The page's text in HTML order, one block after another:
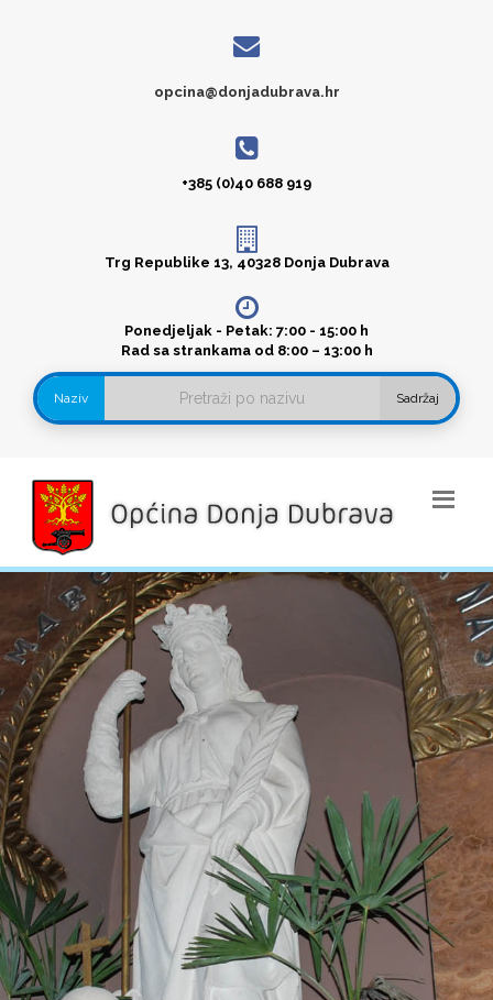
opcina@donjadubrava.hr
+385 (0)40 688 919
Trg Republike 13, 40328 Donja Dubrava
Ponedjeljak - Petak: 7:00 - 15:00 h
Rad sa strankama od 8:00 – 13:00 h
Naziv Sadržaj